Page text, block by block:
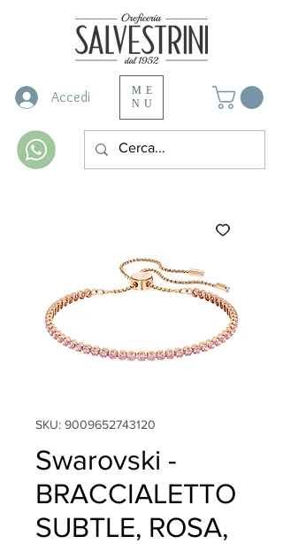
Accedi
ME
NU
SKU: 9009652743120
Swarovski -
BRACCIALETTO
SUBTLE, ROSA,